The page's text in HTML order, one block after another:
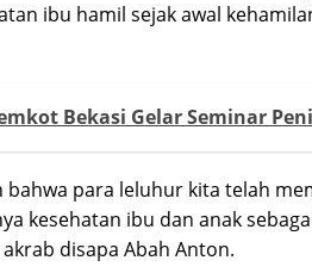
ibu hamil sejak awal
Bekasi Gelar Seminar
bahwa para leluhur kita telah
kesehatan ibu dan anak
disapa Abah Anton.